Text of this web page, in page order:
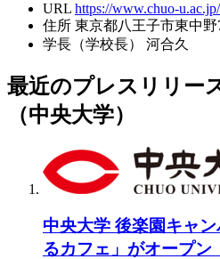
URL https://www.chuo-u.ac.jp/
住所 東京都八王子市東中野
学長（学校長）
河合久
最近のプレスリリー
（中央大学）
中央大学 後楽園キャ
るカフェ」がオープ